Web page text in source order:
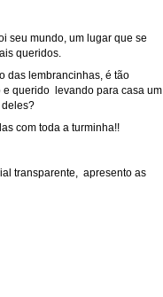
seu mundo, um lugar que se
queridos.
das lembrancinhas, é tão
e querido levando para casa um
deles?
com toda a turminha!!
transparente, apresento as